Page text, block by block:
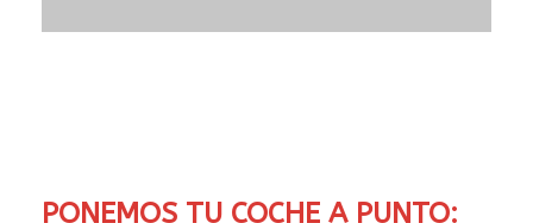
PONEMOS TU COCHE A PUNTO: